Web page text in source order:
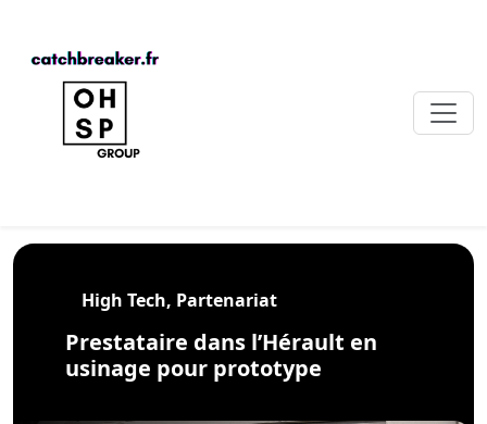
High Tech, Partenariat
Prestataire dans l’Hérault en
usinage pour prototype